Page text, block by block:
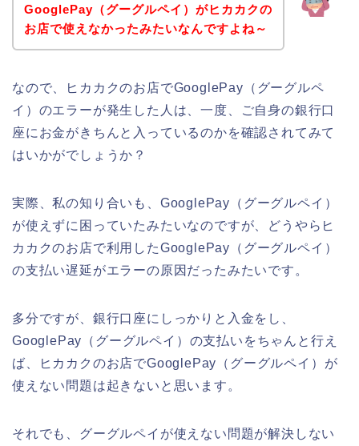
GooglePay（グーグルペイ）がヒカカクの
お店で使えなかったみたいなんですよね～
なので、ヒカカクのお店でGooglePay（グーグルペ
イ）のエラーが発生した人は、一度、ご自身の銀行口
座にお金がきちんと入っているのかを確認されてみて
はいかがでしょうか？
実際、私の知り合いも、GooglePay（グーグルペイ）
が使えずに困っていたみたいなのですが、どうやらヒ
カカクのお店で利用したGooglePay（グーグルペイ）
の支払い遅延がエラーの原因だったみたいです。
多分ですが、銀行口座にしっかりと入金をし、
GooglePay（グーグルペイ）の支払いをちゃんと行え
ば、ヒカカクのお店でGooglePay（グーグルペイ）が
使えない問題は起きないと思います。
それでも、グーグルペイが使えない問題が解決しない